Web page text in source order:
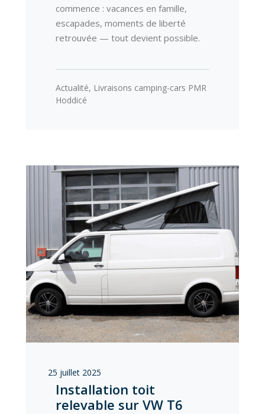
commence : vacances en famille,
escapades, moments de liberté
retrouvée — tout devient possible.
Actualité, Livraisons camping-cars PMR
Hoddicé
25 juillet 2025
Installation toit
relevable sur VW T6